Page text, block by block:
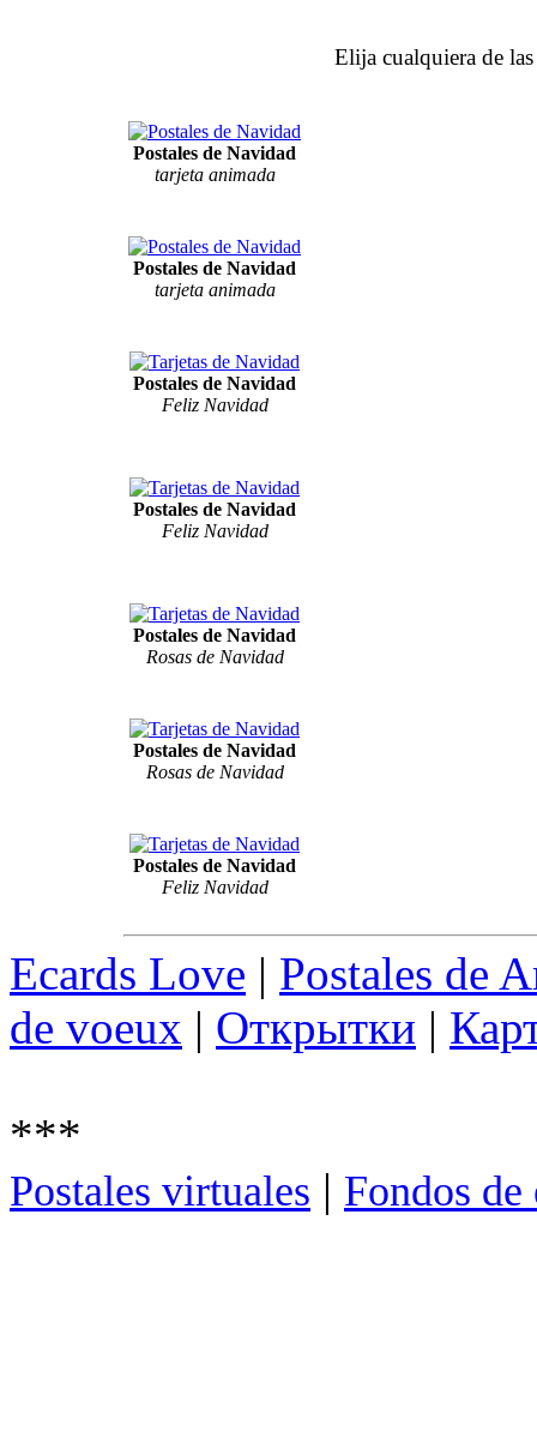
Elija cualquiera de
Postales de Navidad
tarjeta animada
Postales de Navidad
tarjeta animada
Postales de Navidad
Feliz Navidad
Postales de Navidad
Feliz Navidad
Postales de Navidad
Rosas de Navidad
Postales de Navidad
Rosas de Navidad
Postales de Navidad
Feliz Navidad
Ecards Love | Postales de
de voeux | Открытки |
***
Postales virtuales | Fondos